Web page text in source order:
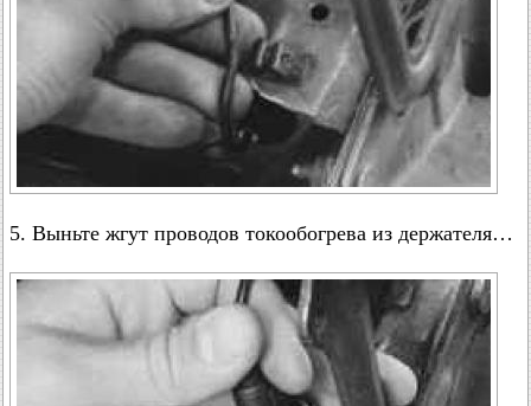
5. Выньте жгут проводов токообогрева из держателя…